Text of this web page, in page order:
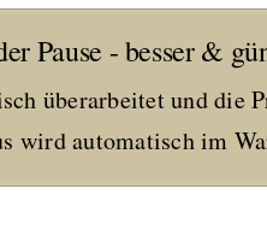
Pause - besser &
überarbeitet und die
wird automatisch im